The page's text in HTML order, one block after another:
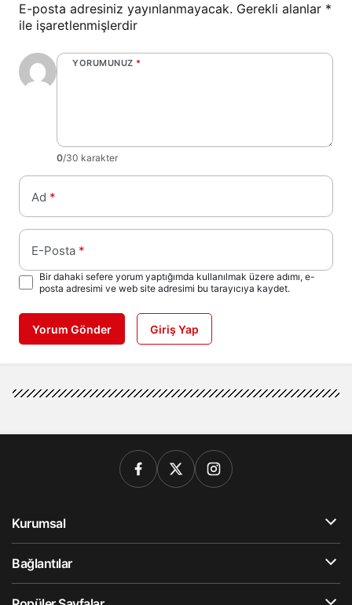
E-posta adresiniz yayınlanmayacak. Gerekli alanlar *
ile işaretlenmişlerdir
YORUMUNUZ *
0/30 karakter
Ad *
E-Posta *
Bir dahaki sefere yorum yaptığımda kullanılmak üzere adımı, e-
posta adresimi ve web site adresimi bu tarayıcıya kaydet.
Yorum Gönder Giriş Yap
Kurumsal
Bağlantılar